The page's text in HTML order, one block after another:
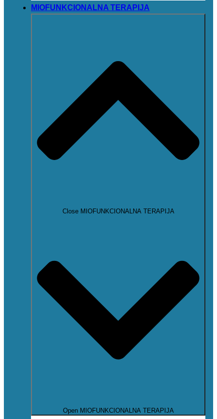
MIOFUNKCIONALNA TERAPIJA
Close MIOFUNKCIONALNA TERAPIJA
Open MIOFUNKCIONALNA TERAPIJA